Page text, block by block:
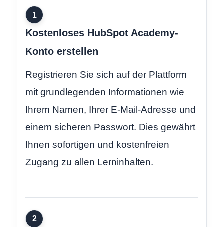
1
Kostenloses HubSpot Academy-
Konto erstellen
Registrieren Sie sich auf der Plattform
mit grundlegenden Informationen wie
Ihrem Namen, Ihrer E-Mail-Adresse und
einem sicheren Passwort. Dies gewährt
Ihnen sofortigen und kostenfreien
Zugang zu allen Lerninhalten.
2